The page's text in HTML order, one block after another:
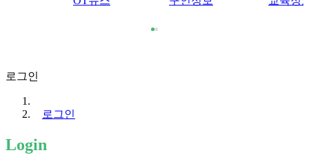
로그인
로그인
Login